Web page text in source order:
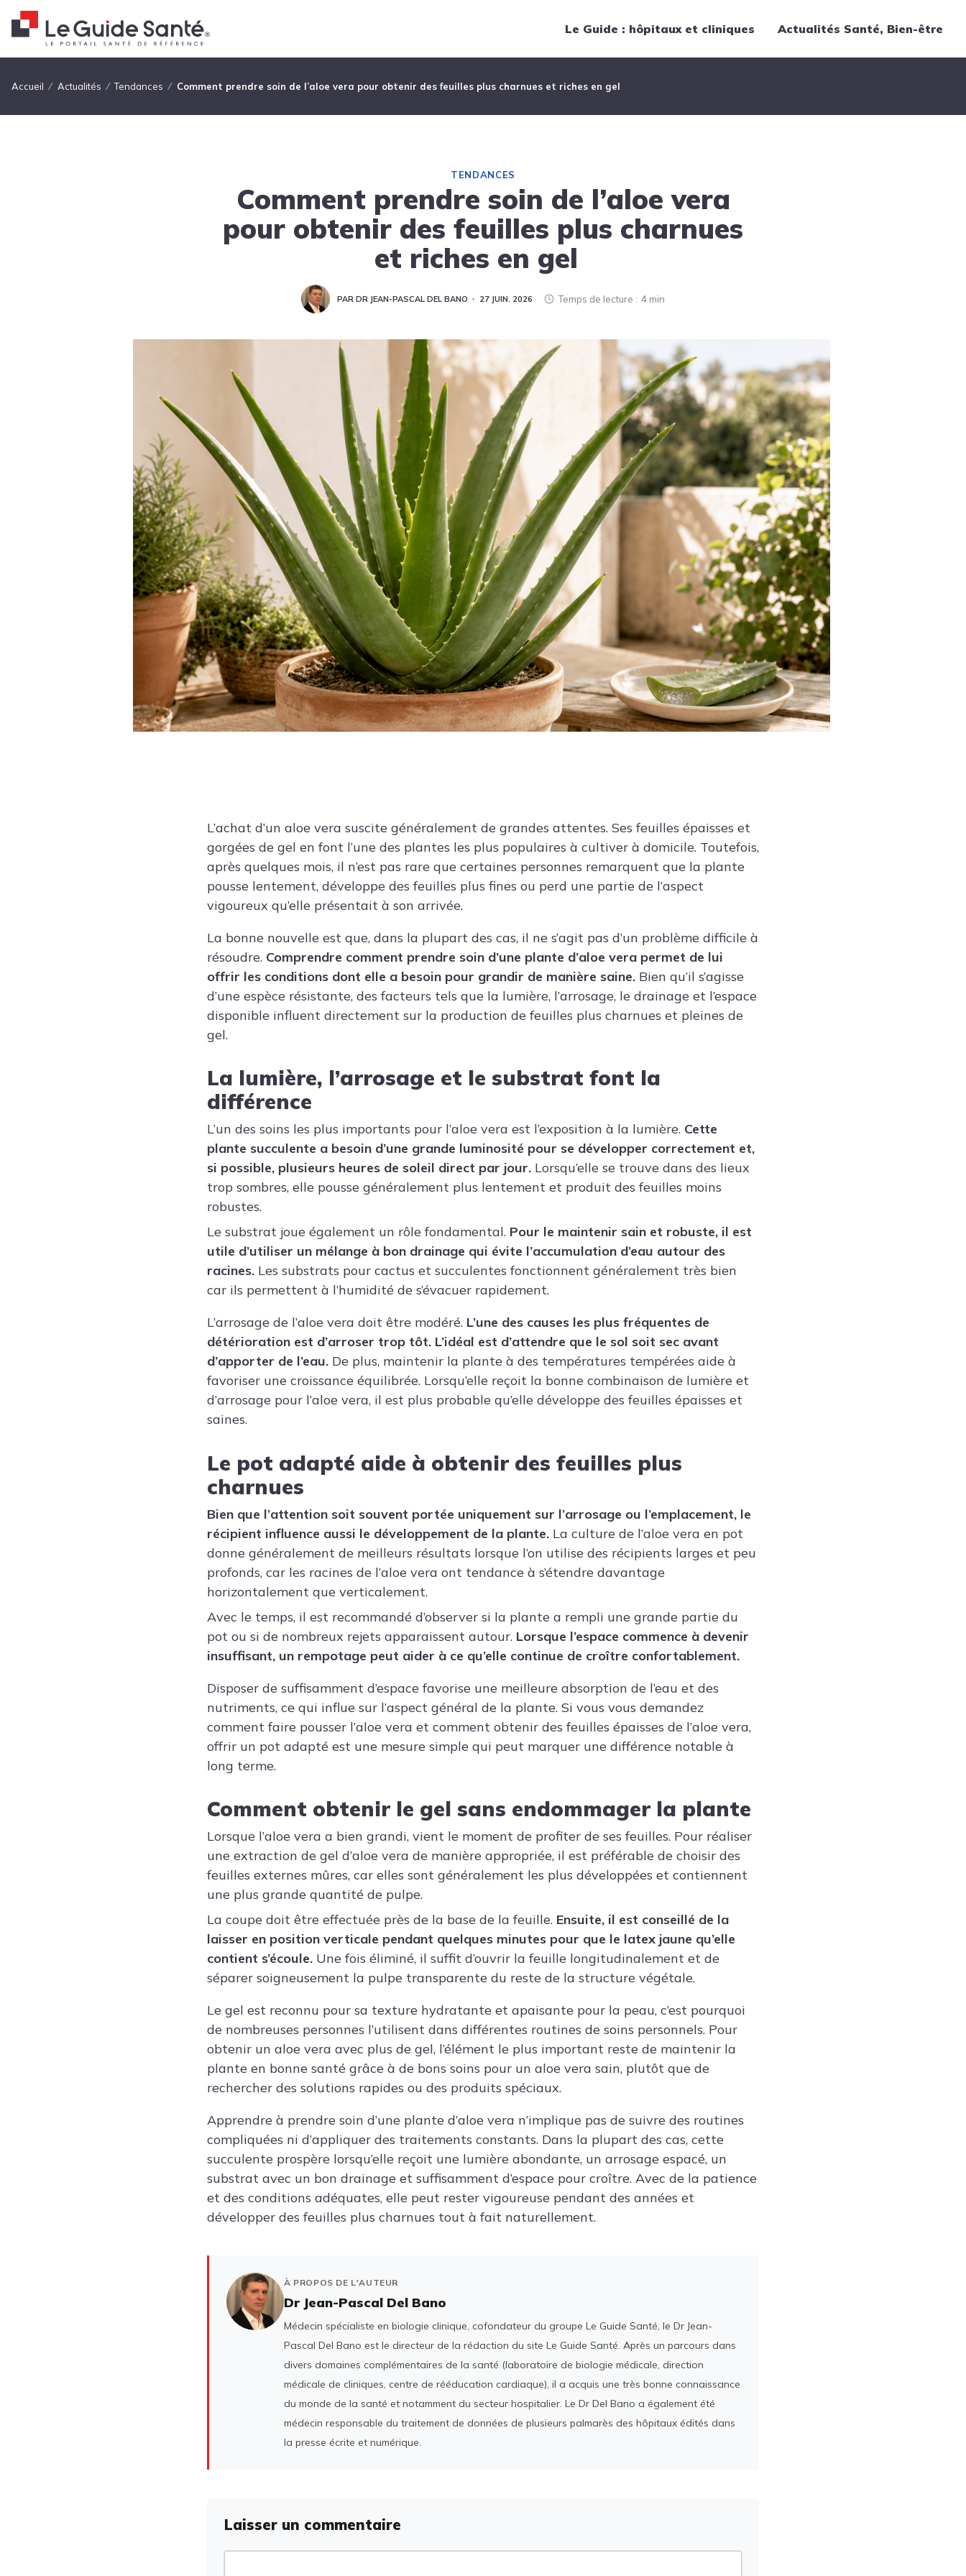
Le Guide : hôpitaux et cliniques Actualités Santé, Bien-être
Fil d'Ariane
Accueil Actualités Tendances Comment prendre soin de l’aloe vera pour obtenir des feuilles plus charnues et riches en gel
TENDANCES
Comment prendre soin de l’aloe vera
pour obtenir des feuilles plus charnues
et riches en gel
PAR DR JEAN-PASCAL DEL BANO 27 JUIN. 2026 Temps de lecture 4 min
L’achat d’un aloe vera suscite généralement de grandes attentes. Ses feuilles épaisses et
gorgées de gel en font l’une des plantes les plus populaires à cultiver à domicile. Toutefois,
après quelques mois, il n’est pas rare que certaines personnes remarquent que la plante
pousse lentement, développe des feuilles plus fines ou perd une partie de l’aspect
vigoureux qu’elle présentait à son arrivée.
La bonne nouvelle est que, dans la plupart des cas, il ne s’agit pas d’un problème difficile à
résoudre. Comprendre comment prendre soin d’une plante d’aloe vera permet de lui
offrir les conditions dont elle a besoin pour grandir de manière saine. Bien qu’il s’agisse
d’une espèce résistante, des facteurs tels que la lumière, l’arrosage, le drainage et l’espace
disponible influent directement sur la production de feuilles plus charnues et pleines de
gel.
La lumière, l’arrosage et le substrat font la
différence
L’un des soins les plus importants pour l’aloe vera est l’exposition à la lumière. Cette
plante succulente a besoin d’une grande luminosité pour se développer correctement et,
si possible, plusieurs heures de soleil direct par jour. Lorsqu’elle se trouve dans des lieux
trop sombres, elle pousse généralement plus lentement et produit des feuilles moins
robustes.
Le substrat joue également un rôle fondamental. Pour le maintenir sain et robuste, il est
utile d’utiliser un mélange à bon drainage qui évite l’accumulation d’eau autour des
racines. Les substrats pour cactus et succulentes fonctionnent généralement très bien
car ils permettent à l’humidité de s’évacuer rapidement.
L’arrosage de l’aloe vera doit être modéré. L’une des causes les plus fréquentes de
détérioration est d’arroser trop tôt. L’idéal est d’attendre que le sol soit sec avant
d’apporter de l’eau. De plus, maintenir la plante à des températures tempérées aide à
favoriser une croissance équilibrée. Lorsqu’elle reçoit la bonne combinaison de lumière et
d’arrosage pour l’aloe vera, il est plus probable qu’elle développe des feuilles épaisses et
saines.
Le pot adapté aide à obtenir des feuilles plus
charnues
Bien que l’attention soit souvent portée uniquement sur l’arrosage ou l’emplacement, le
récipient influence aussi le développement de la plante. La culture de l’aloe vera en pot
donne généralement de meilleurs résultats lorsque l’on utilise des récipients larges et peu
profonds, car les racines de l’aloe vera ont tendance à s’étendre davantage
horizontalement que verticalement.
Avec le temps, il est recommandé d’observer si la plante a rempli une grande partie du
pot ou si de nombreux rejets apparaissent autour. Lorsque l’espace commence à devenir
insuffisant, un rempotage peut aider à ce qu’elle continue de croître confortablement.
Disposer de suffisamment d’espace favorise une meilleure absorption de l’eau et des
nutriments, ce qui influe sur l’aspect général de la plante. Si vous vous demandez
comment faire pousser l’aloe vera et comment obtenir des feuilles épaisses de l’aloe vera,
offrir un pot adapté est une mesure simple qui peut marquer une différence notable à
long terme.
Comment obtenir le gel sans endommager la plante
Lorsque l’aloe vera a bien grandi, vient le moment de profiter de ses feuilles. Pour réaliser
une extraction de gel d’aloe vera de manière appropriée, il est préférable de choisir des
feuilles externes mûres, car elles sont généralement les plus développées et contiennent
une plus grande quantité de pulpe.
La coupe doit être effectuée près de la base de la feuille. Ensuite, il est conseillé de la
laisser en position verticale pendant quelques minutes pour que le latex jaune qu’elle
contient s’écoule. Une fois éliminé, il suffit d’ouvrir la feuille longitudinalement et de
séparer soigneusement la pulpe transparente du reste de la structure végétale.
Le gel est reconnu pour sa texture hydratante et apaisante pour la peau, c’est pourquoi
de nombreuses personnes l’utilisent dans différentes routines de soins personnels. Pour
obtenir un aloe vera avec plus de gel, l’élément le plus important reste de maintenir la
plante en bonne santé grâce à de bons soins pour un aloe vera sain, plutôt que de
rechercher des solutions rapides ou des produits spéciaux.
Apprendre à prendre soin d’une plante d’aloe vera n’implique pas de suivre des routines
compliquées ni d’appliquer des traitements constants. Dans la plupart des cas, cette
succulente prospère lorsqu’elle reçoit une lumière abondante, un arrosage espacé, un
substrat avec un bon drainage et suffisamment d’espace pour croître. Avec de la patience
et des conditions adéquates, elle peut rester vigoureuse pendant des années et
développer des feuilles plus charnues tout à fait naturellement.
À PROPOS DE L'AUTEUR
Dr Jean-Pascal Del Bano
Médecin spécialiste en biologie clinique, cofondateur du groupe Le Guide Santé, le Dr Jean-
Pascal Del Bano est le directeur de la rédaction du site Le Guide Santé. Après un parcours dans
divers domaines complémentaires de la santé (laboratoire de biologie médicale, direction
médicale de cliniques, centre de rééducation cardiaque), il a acquis une très bonne connaissance
du monde de la santé et notamment du secteur hospitalier. Le Dr Del Bano a également été
médecin responsable du traitement de données de plusieurs palmarès des hôpitaux édités dans
la presse écrite et numérique.
Laisser un commentaire